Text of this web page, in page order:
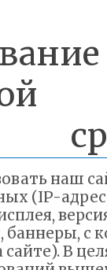
наш
(IP-
с
сайте). В